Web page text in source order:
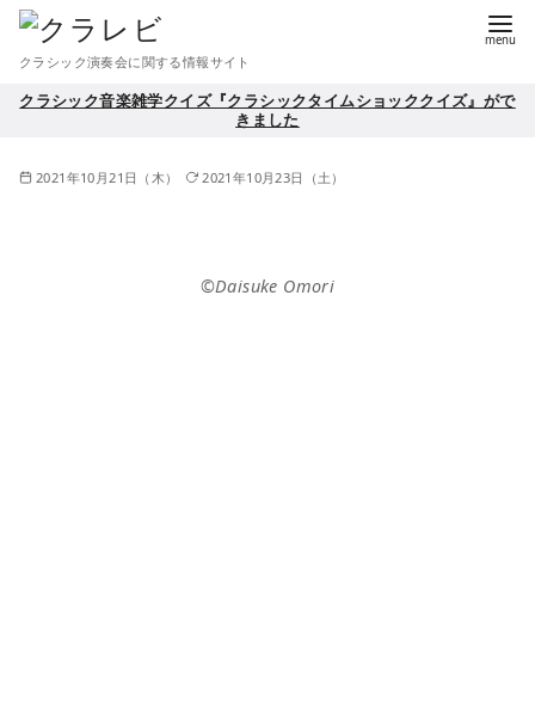
クラシック演奏会に関する情報サイト
クラシック音楽雑学クイズ『クラシックタイムショッククイズ』がで
きました
2021年10月21日（木） 2021年10月23日（土）
©Daisuke Omori